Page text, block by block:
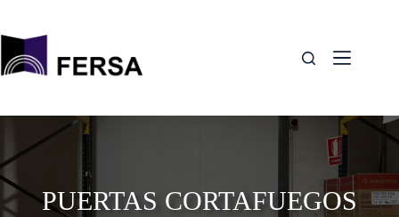
contenido
PUERTAS CORTAFUEGOS